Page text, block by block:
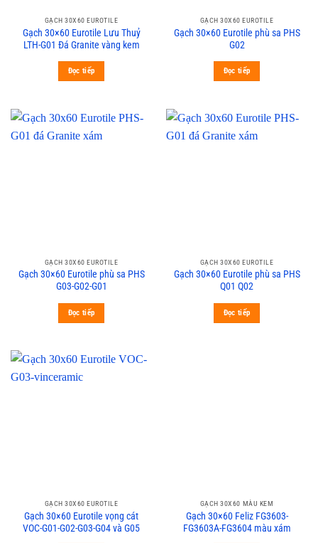
GẠCH 30X60 EUROTILE
Gạch 30×60 Eurotile Lưu Thuỷ
LTH-G01 Đá Granite vàng kem
Đọc tiếp
GẠCH 30X60 EUROTILE
Gạch 30×60 Eurotile phù sa PHS
G02
Đọc tiếp
GẠCH 30X60 EUROTILE
Gạch 30×60 Eurotile phù sa PHS
G03-G02-G01
Đọc tiếp
GẠCH 30X60 EUROTILE
Gạch 30×60 Eurotile phù sa PHS
Q01 Q02
Đọc tiếp
GẠCH 30X60 EUROTILE
Gạch 30×60 Eurotile vọng cát
VOC-G01-G02-G03-G04 và G05
GẠCH 30X60 MÀU KEM
Gạch 30×60 Feliz FG3603-
FG3603A-FG3604 màu xám